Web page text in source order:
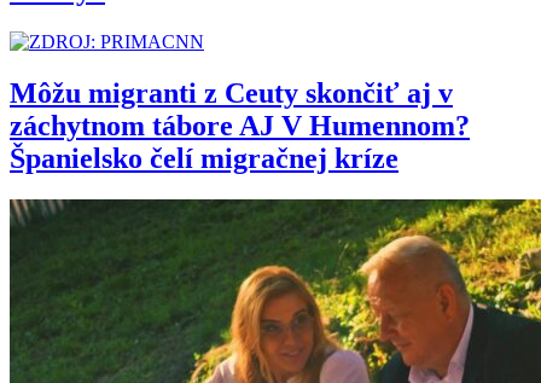
Môžu migranti z Ceuty skončiť aj v
záchytnom tábore AJ V Humennom?
Španielsko čelí migračnej kríze